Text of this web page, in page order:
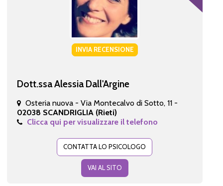
INVIA RECENSIONE
Dott.ssa Alessia Dall'Argine
Osteria nuova - Via Montecalvo di Sotto, 11 -
02038 SCANDRIGLIA (Rieti)
Clicca qui per visualizzare il telefono
CONTATTA LO PSICOLOGO
VAI AL SITO